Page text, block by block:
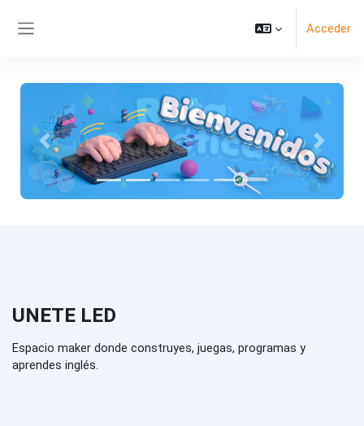
Acceder
Anterior
UNETE LED
Espacio maker donde construyes, juegas, programas y
aprendes inglés.